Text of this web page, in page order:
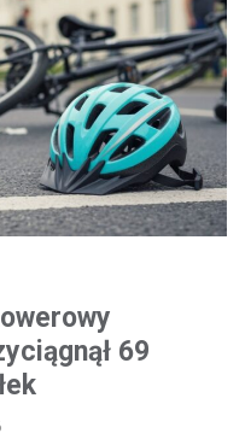
69